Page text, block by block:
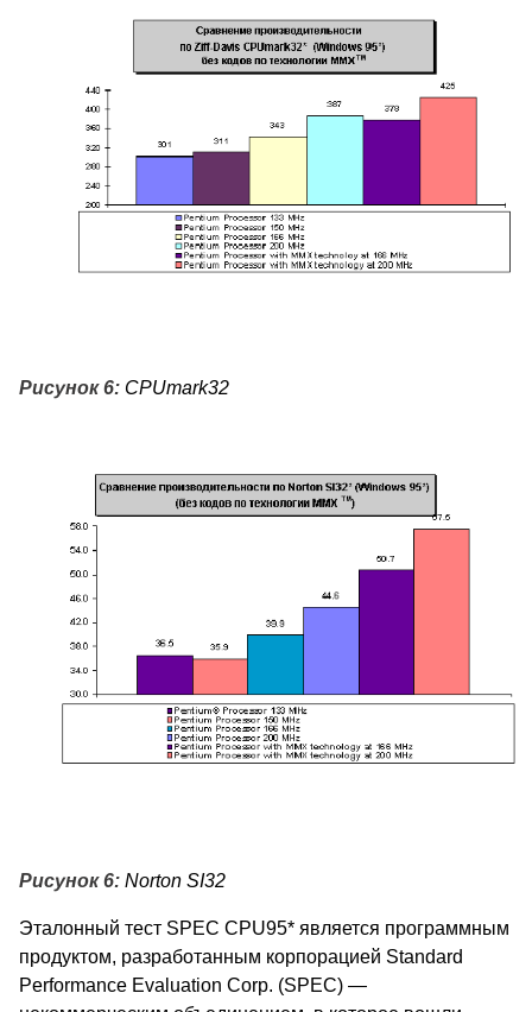
Рисунок 6: CPUmark32
Рисунок 6: Norton SI32
Эталонный тест SPEC CPU95* является программным
продуктом, разработанным корпорацией Standard
Performance Evaluation Corp. (SPEC) —